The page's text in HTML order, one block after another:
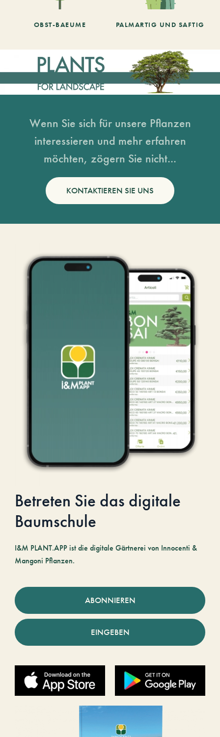
OBST-BAEUME PALMARTIG UND SAFTIG
Wenn Sie sich für unsere Pflanzen
interessieren und mehr erfahren
möchten, zögern Sie nicht...
KONTAKTIEREN SIE UNS
Betreten Sie das digitale
Baumschule
I&M PLANT.APP ist die digitale Gärtnerei von Innocenti &
Mangoni Pflanzen.
ABONNIEREN
EINGEBEN